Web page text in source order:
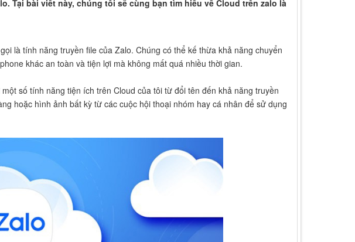
Tại bài viết này, chúng tôi sẽ cùng bạn tìm hiểu về Cloud trên zalo là
là tính năng truyền file của Zalo. Chúng có thể kế thừa khả năng chuyển
khác an toàn và tiện lợi mà không mất quá nhiều thời gian.
số tính năng tiện ích trên Cloud của tôi từ đổi tên đến khả năng truyền
hoặc hình ảnh bất kỳ từ các cuộc hội thoại nhóm hay cá nhân để sử dụng